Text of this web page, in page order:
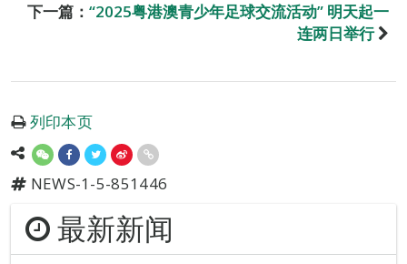
下一篇： “2025粤港澳青少年足球交流活动” 明天起一
连两日举行
列印本页
NEWS-1-5-851446
最新新闻